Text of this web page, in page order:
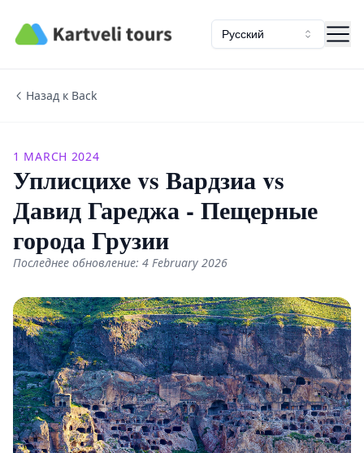
Kartveli Tours Русский
Назад к Back
1 MARCH 2024
Уплисцихе vs Вардзиа vs
Давид Гареджа - Пещерные
города Грузии
Последнее обновление: 4 February 2026